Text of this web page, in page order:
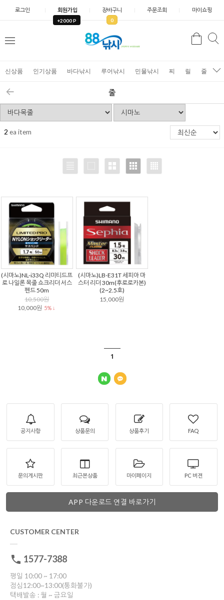
로그인 회원가입
+2000 P
장바구니
0
주문조회 마이쇼핑
검
신상품 인기상품 바다낚시 루어낚시 민물낚시 찌 릴 줄
줄
2 ea item
(시마노)NL-i33Q 리미티드프
로 나일론 목줄 쇼크리더 서스
펜드 50m
10,500원
10,000원 5% ↓
(시마노)LB-E31T 세피아 마
스터 리더 30m(후로로카본)
(2~2.5호)
15,000원
1
공지사항 상품문의 상품후기 FAQ
문의게시판 최근본상품 마이페이지 PC 버젼
APP 다운로드 연결 바로가기
CUSTOMER CENTER
1577-7388
평일 10:00 ~ 17:00
점심12:00~13:00(통화불가)
택배발송 : 월 ~ 금요일